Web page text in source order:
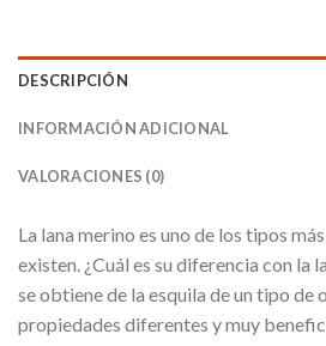
DESCRIPCIÓN
INFORMACIÓN ADICIONAL
VALORACIONES (0)
La lana merino es uno de los tipos
existen. ¿Cuál es su diferencia con la
se obtiene de la esquila de un tipo de
propiedades diferentes y muy